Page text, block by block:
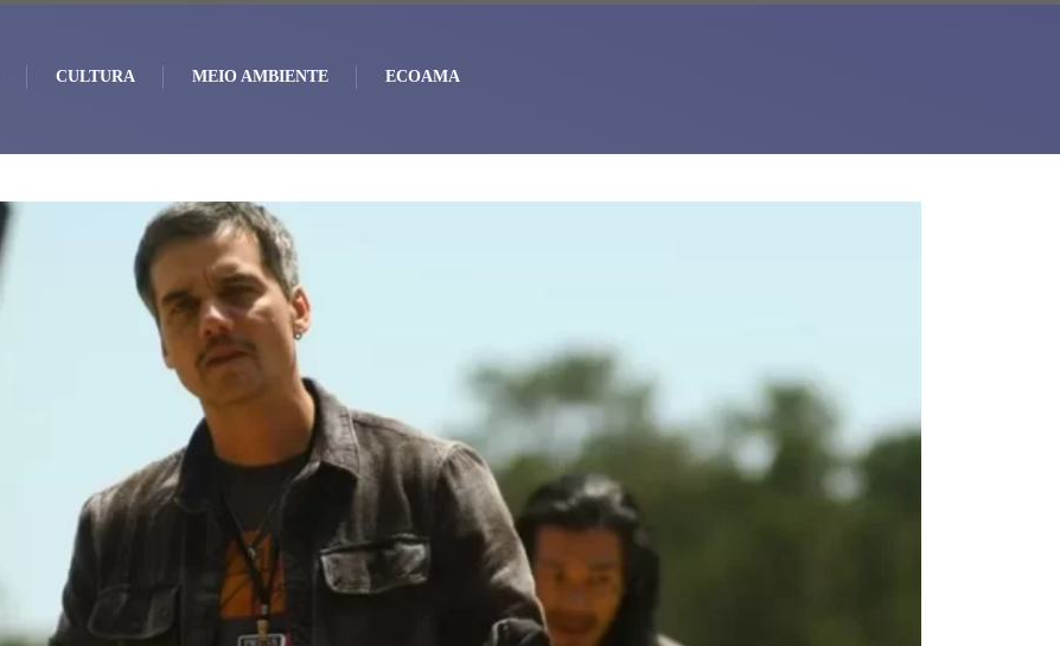
CULTURA MEIO AMBIENTE ECOAMA